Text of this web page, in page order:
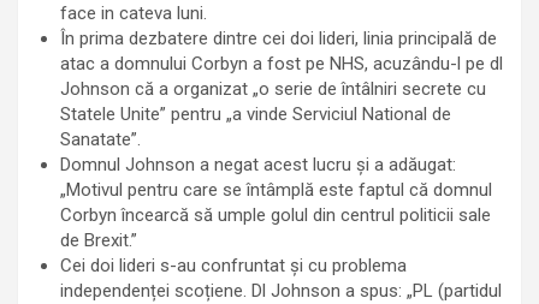
face in cateva luni.
În prima dezbatere dintre cei doi lideri, linia principală de
atac a domnului Corbyn a fost pe NHS, acuzându-l pe dl
Johnson că a organizat „o serie de întâlniri secrete cu
Statele Unite” pentru „a vinde Serviciul National de
Sanatate”.
Domnul Johnson a negat acest lucru și a adăugat:
„Motivul pentru care se întâmplă este faptul că domnul
Corbyn încearcă să umple golul din centrul politicii sale
de Brexit.”
Cei doi lideri s-au confruntat și cu problema
independenței scoțiene. Dl Johnson a spus: „PL (partidul